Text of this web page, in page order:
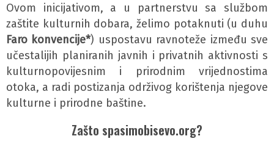
Ovom inicijativom, a u partnerstvu sa službom
zaštite kulturnih dobara, želimo potaknuti (u duhu
Faro konvencije*) uspostavu ravnoteže između sve
učestalijih planiranih javnih i privatnih aktivnosti s
kulturnopovijesnim i prirodnim vrijednostima
otoka, a radi postizanja održivog korištenja njegove
kulturne i prirodne baštine.
Zašto spasimobisevo.org?